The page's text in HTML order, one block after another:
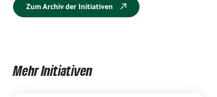
Zum Archiv der Initiativen
Mehr Initiativen